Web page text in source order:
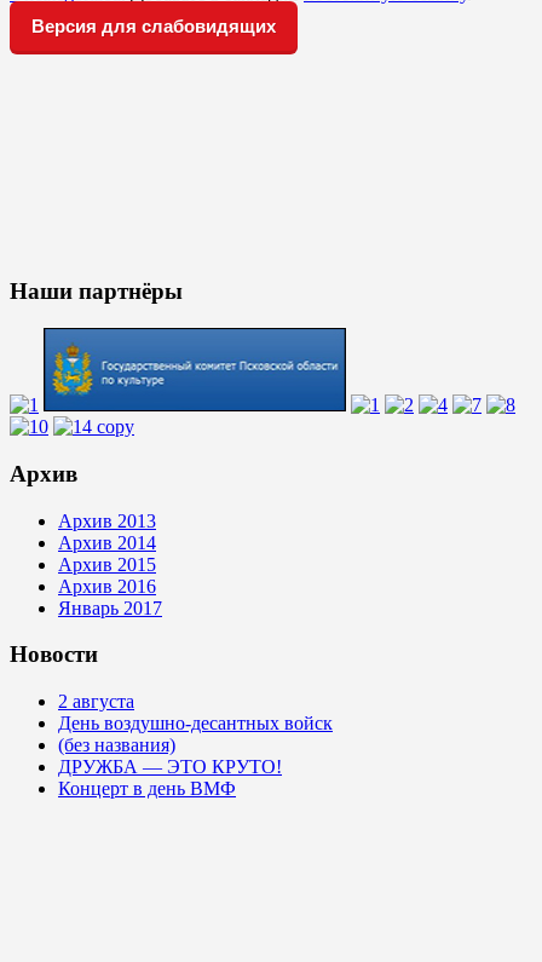
Версия для слабовидящих
Наши партнёры
Архив
Архив 2013
Архив 2014
Архив 2015
Архив 2016
Январь 2017
Новости
2 августа
День воздушно-десантных войск
(без названия)
ДРУЖБА — ЭТО КРУТО!
Концерт в день ВМФ